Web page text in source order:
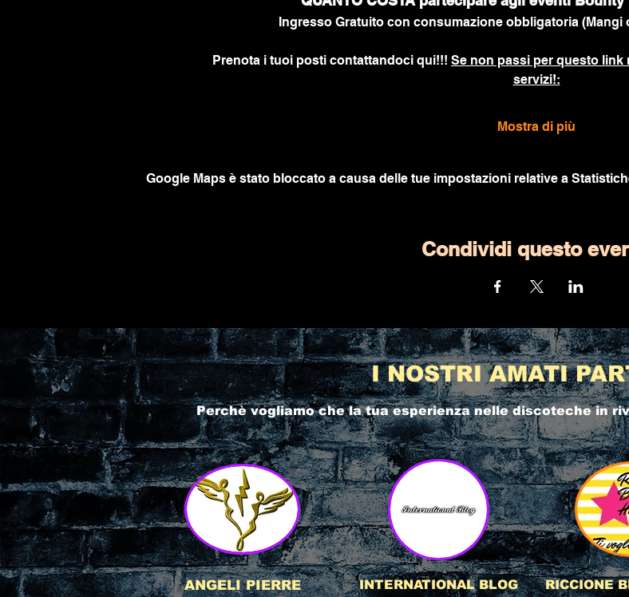
Ingresso Gratuito con consumazione obbligatoria (Mangi
Prenota i tuoi posti contattandoci qui!!! Se non passi per questo
servizi!:
Mostra di più
Google Maps è stato bloccato a causa delle tue impostazioni relative a
Condividi questo
I NOSTRI AMATI
Perchè vogliamo che la tua esperienza nellediscoteche in
ANGELI PIERRE INTERNATIONAL BLOG RICCIONE